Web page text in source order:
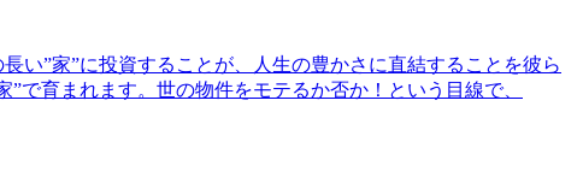
い”家”に投資することが、人生の豊かさに直結することを彼ら
で育まれます。世の物件をモテるか否か！という目線で、